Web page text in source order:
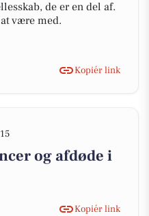
de er en del af.
være med.
Kopiér link
og afdøde i
Kopiér link